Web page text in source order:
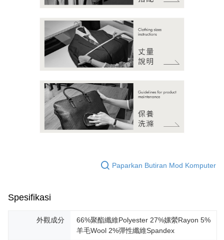
Paparkan Butiran Mod Komputer
Spesifikasi
外觀成分
66%聚酯纖維Polyester 27%嫘縈Rayon 5%
羊毛Wool 2%彈性纖維Spandex